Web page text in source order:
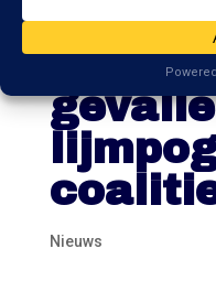
was al
Nieuws